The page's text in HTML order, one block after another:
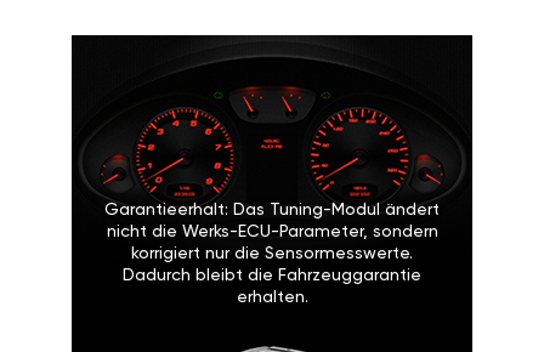
Garantieerhalt: Das Tuning-Modul ändert
nicht die Werks-ECU-Parameter, sondern
korrigiert nur die Sensormesswerte.
Dadurch bleibt die Fahrzeuggarantie
erhalten.